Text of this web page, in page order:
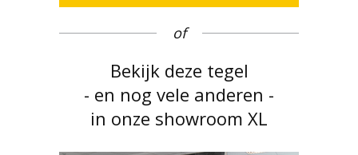
of
Bekijk deze tegel
- en nog vele anderen -
in onze showroom XL